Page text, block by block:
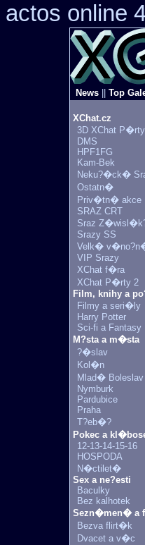
actos online
News Top
XChat.cz
3D XChat P�rty
DMS
HPF1FG
Kam-Bek
Neku?�ck�
Ostatn�
Priv�tn� akce
SRAZ CRT
Sraz
Srazy SS
Velk�
VIP Srazy
XChat f�ra
XChat P�rty 2
Film, knihy a
Filmy a seri�ly
Harry Potter
Sci-fi a Fantasy
M?sta a m�sta
?�slav
Kol�n
Mlad� Boleslav
Nymburk
Pardubice
Praha
T?eb�?
Pokec a
12-13-14-15-16
HOSPODA
N�ctilet�
Sex a ne?esti
Baculky
Bez kalhotek
Sezn�men� a
Bezva flirt�k
Dvacet a v�c